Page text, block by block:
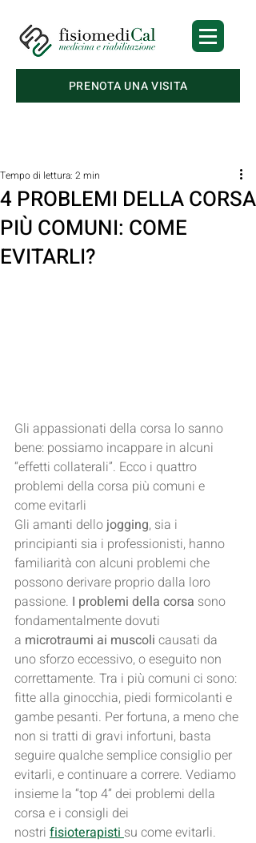
PRENOTA UNA VISITA
4 PROBLEMI DELLA CORSA
PIÙ COMUNI: COME
EVITARLI?
Tempo di lettura: 2 min
Gli appassionati della corsa lo sanno
bene: possiamo incappare in alcuni
“effetti collaterali”. Ecco i quattro
problemi della corsa più comuni e
come evitarli
Gli amanti dello jogging, sia i
principianti sia i professionisti, hanno
familiarità con alcuni problemi che
possono derivare proprio dalla loro
passione. I problemi della corsa sono
fondamentalmente dovuti
a microtraumi ai muscoli causati da
uno sforzo eccessivo, o eseguito non
correttamente. Tra i più comuni ci sono:
fitte alla ginocchia, piedi formicolanti e
gambe pesanti. Per fortuna, a meno che
non si tratti di gravi infortuni, basta
seguire qualche semplice consiglio per
evitarli, e continuare a correre. Vediamo
insieme la “top 4” dei problemi della
corsa e i consigli dei
nostri fisioterapisti su come evitarli.